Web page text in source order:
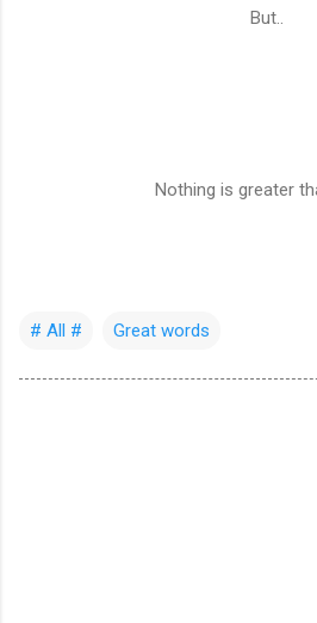
But..
Nothing is greater
# All # Great words